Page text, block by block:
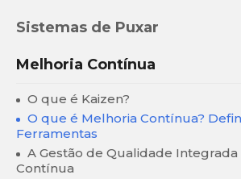
Sistemas de Puxar
Melhoria Contínua
O que é Kaizen?
O que é Melhoria Contínua?
Ferramentas
A Gestão de Qualidade
Contínua